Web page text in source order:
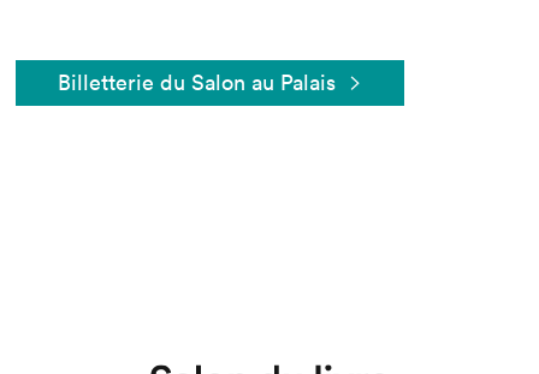
Billetterie du Salon au Palais